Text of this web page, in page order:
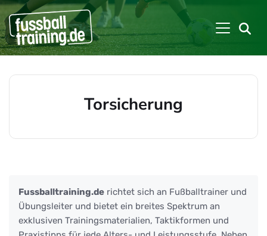
Torsicherung
Fussballtraining.de richtet sich an Fußballtrainer und
Übungsleiter und bietet ein breites Spektrum an
exklusiven Trainingsmaterialien, Taktikformen und